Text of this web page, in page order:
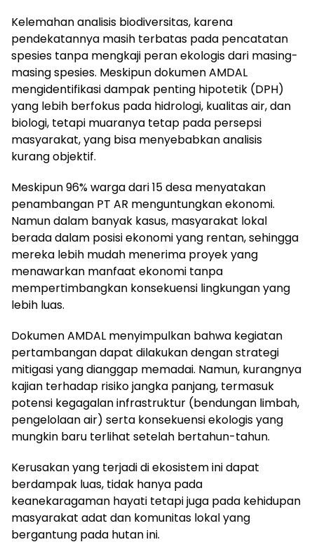
Kelemahan analisis biodiversitas, karena
pendekatannya masih terbatas pada pencatatan
spesies tanpa mengkaji peran ekologis dari masing-
masing spesies. Meskipun dokumen AMDAL
mengidentifikasi dampak penting hipotetik (DPH)
yang lebih berfokus pada hidrologi, kualitas air, dan
biologi, tetapi muaranya tetap pada persepsi
masyarakat, yang bisa menyebabkan analisis
kurang objektif.
Meskipun 96% warga dari 15 desa menyatakan
penambangan PT AR menguntungkan ekonomi.
Namun dalam banyak kasus, masyarakat lokal
berada dalam posisi ekonomi yang rentan, sehingga
mereka lebih mudah menerima proyek yang
menawarkan manfaat ekonomi tanpa
mempertimbangkan konsekuensi lingkungan yang
lebih luas.
Dokumen AMDAL menyimpulkan bahwa kegiatan
pertambangan dapat dilakukan dengan strategi
mitigasi yang dianggap memadai. Namun, kurangnya
kajian terhadap risiko jangka panjang, termasuk
potensi kegagalan infrastruktur (bendungan limbah,
pengelolaan air) serta konsekuensi ekologis yang
mungkin baru terlihat setelah bertahun-tahun.
Kerusakan yang terjadi di ekosistem ini dapat
berdampak luas, tidak hanya pada
keanekaragaman hayati tetapi juga pada kehidupan
masyarakat adat dan komunitas lokal yang
bergantung pada hutan ini.